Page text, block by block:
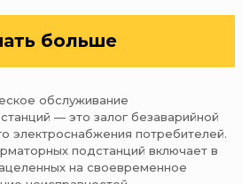
больше
обслуживание
— это залог безаварийной
электроснабжения потребителей.
подстанций включает в
на своевременное